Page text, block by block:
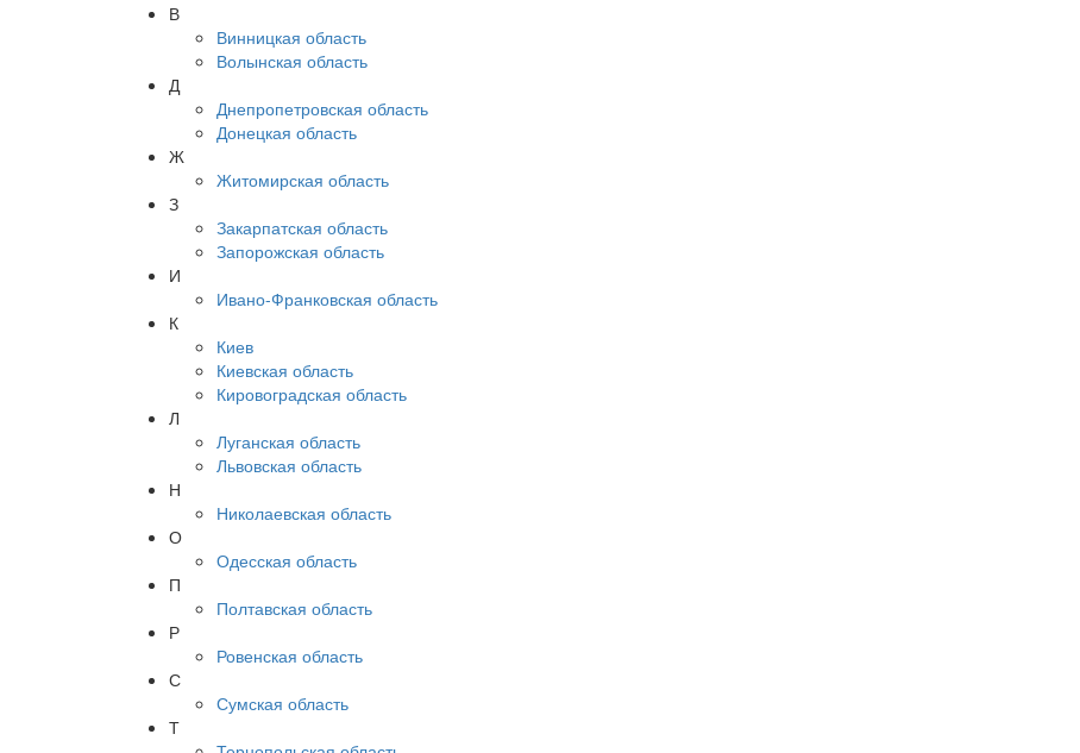
В
Винницкая область
Волынская область
Д
Днепропетровская область
Донецкая область
Ж
Житомирская область
З
Закарпатская область
Запорожская область
И
Ивано-Франковская область
К
Киев
Киевская область
Кировоградская область
Л
Луганская область
Львовская область
Н
Николаевская область
О
Одесская область
П
Полтавская область
Р
Ровенская область
С
Сумская область
Т